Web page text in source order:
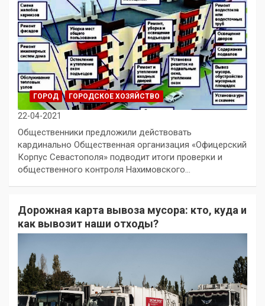
ГОРОД ГОРОДСКОЕ ХОЗЯЙСТВО
22-04-2021
Общественники предложили действовать
кардинально Общественная организация «Офицерский
Корпус Севастополя» подводит итоги проверки и
общественного контроля Нахимовского…
Дорожная карта вывоза мусора: кто, куда и
как вывозит наши отходы?